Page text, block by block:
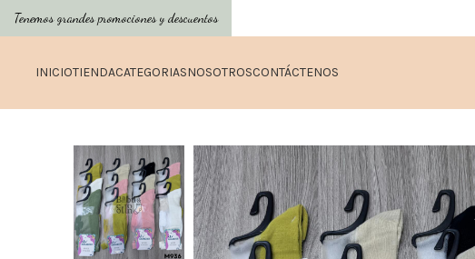
INICIOTIENDACATEGORIASNOSOTROSCONTÁCTENOS
Tenemos grandes promociones y descuentos